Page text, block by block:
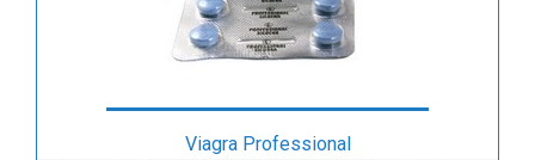
Viagra Professional